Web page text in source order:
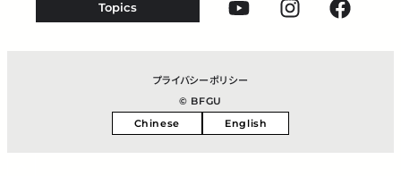
Topics
プライバシーポリシー
© BFGU
Chinese
English